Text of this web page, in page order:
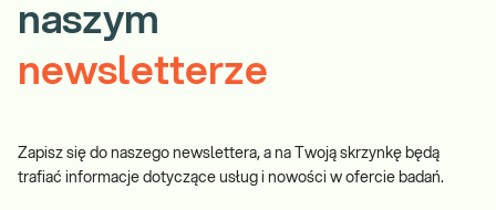
naszym
newsletterze
Zapisz się do naszego newslettera, a na Twoją skrzynkę będą
trafiać informacje dotyczące usług i nowości w ofercie badań.